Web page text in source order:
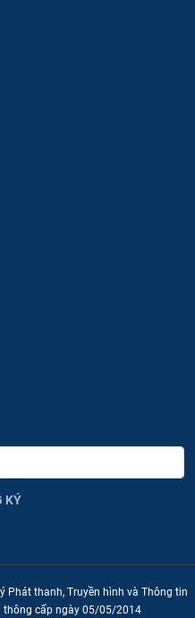
KÝ
Phát thanh, Truyền hình và Thông tin
thông cấp ngày 05/05/2014